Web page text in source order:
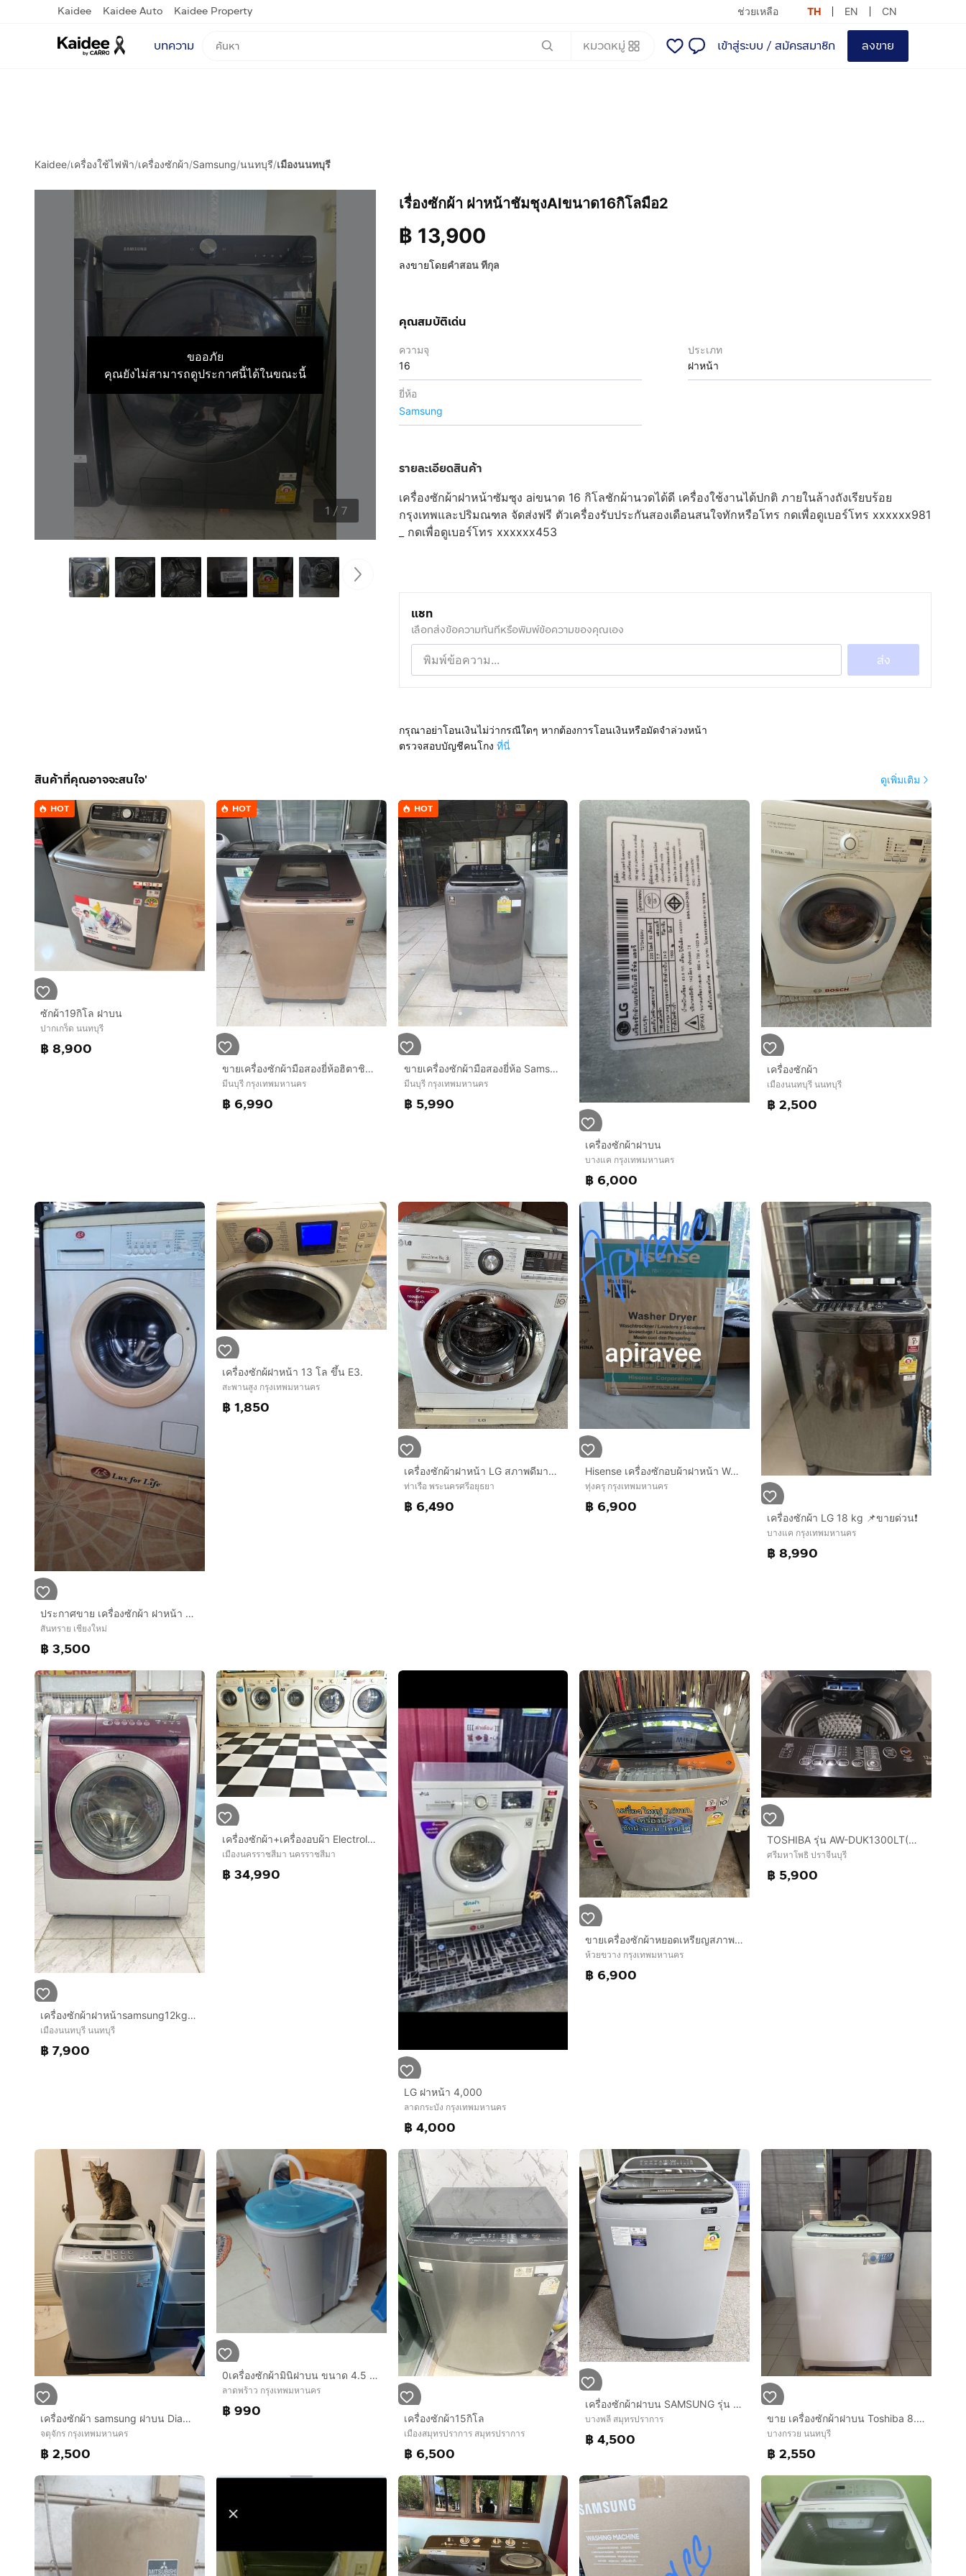
Kaidee Kaidee Auto Kaidee Property ช่วยเหลือ TH EN CN
บทความ หมวดหมู่ เข้าสู่ระบบ / สมัครสมาชิก ลงขาย
Kaidee/เครื่องใช้ไฟฟ้า/เครื่องซักผ้า/Samsung/นนทบุรี/เมืองนนทบุรี
ขออภัย
คุณยังไม่สามารถดูประกาศนี้ได้ในขณะนี้
1 / 7
เรื่องซักผ้า ฝาหน้าชัมชุงAIขนาด16กิโลมือ2
฿ 13,900
ลงขายโดยคำสอน ทีกุล
คุณสมบัติเด่น
ความจุ
16
ประเภท
ฝาหน้า
ยี่ห้อ
Samsung
รายละเอียดสินค้า
เครื่องซักผ้าฝาหน้าซัมซุง aiขนาด 16 กิโลชักผ้านวดได้ดี เครื่องใช้งานได้ปกติ ภายในล้างถังเรียบร้อย
กรุงเทพและปริมณฑล จัดส่งฟรี ตัวเครื่องรับประกันสองเดือนสนใจทักหรือโทร กดเพื่อดูเบอร์โทร xxxxxx981
กดเพื่อดูเบอร์โทร xxxxxx453
แชท
เลือกส่งข้อความทันทีหรือพิมพ์ข้อความของคุณเอง
ส่ง
กรุณาอย่าโอนเงินไม่ว่ากรณีใดๆ หากต้องการโอนเงินหรือมัดจำล่วงหน้า
ตรวจสอบบัญชีคนโกง ที่นี่
สินค้าที่คุณอาจจะสนใจ' ดูเพิ่มเติม
HOT
ซักผ้า19กิโล ฝาบน
ปากเกร็ด นนทบุรี
฿ 8,900
HOT
ขายเครื่องซักผ้ามือสองยี่ห้อฮิตาชิขนาด 24 กิโลสภาพดีพร้อมใช้งานค่ะ6,990
มีนบุรี กรุงเทพมหานคร
฿ 6,990
HOT
ขายเครื่องซักผ้ามือสองยี่ห้อ Samsung ขนาด 15 กิโลอินวอเตอร์สภาพสวยพร้อมใช้งาน 5990 บาท
มีนบุรี กรุงเทพมหานคร
฿ 5,990
เครื่องซักผ้าฝาบน
บางแค กรุงเทพมหานคร
฿ 6,000
เครื่องซักผ้า
เมืองนนทบุรี นนทบุรี
฿ 2,500
ประกาศขาย เครื่องซักผ้า ฝาหน้า ยี่ห้อ ลุก
สันทราย เชียงใหม่
฿ 3,500
เครื่องซักผ้ฝาหน้า 13 โล ขึ้น E3.
สะพานสูง กรุงเทพมหานคร
฿ 1,850
เครื่องซักผ้าฝาหน้า LG สภาพดีมาก การทำงานสมบูรณ์ 100 เปอร์เซ็นต์ ขายเพราะจะซื้อขนาดใหญ่ขึ้น รับเองที่ อ.ท่าเรือ อยุธยาจ้า
ท่าเรือ พระนครศรีอยุธยา
฿ 6,490
Hisense เครื่องซักอบผ้าฝาหน้า Wash & Dry Inverter รุ่น WD105N1E ความจุซัก 10.5 kg./ อบ 7 kg. มือหนึ่งยังไม่แกะ ประกันศูนย์ ราคา 6900 รับได้ที่ ประชาอุทิศ 76 ทุ่งครุค
ทุ่งครุ กรุงเทพมหานคร
฿ 6,900
เครื่องซักผ้า LG 18 kg 📌ขายด่วน❗️
บางแค กรุงเทพมหานคร
฿ 8,990
เครื่องซักผ้าฝาหน้าsamsung12kg dry 7kg มือสองพร้อมใช้งานได้ปกติ
เมืองนนทบุรี นนทบุรี
฿ 7,900
เครื่องซักผ้า+เครื่องอบผ้า Electrolux (เซ้งร้าน)
เมืองนครราชสีมา นครราชสีมา
฿ 34,990
LG ฝาหน้า 4,000
ลาดกระบัง กรุงเทพมหานคร
฿ 4,000
ขายเครื่องซักผ้าหยอดเหรียญสภาพดี LG.ฝาบน 16Kg.พร้อมกล่องหยอดเหรียญ
ห้วยขวาง กรุงเทพมหานคร
฿ 6,900
TOSHIBA รุ่น AW-DUK1300LT(MK) ใหม่
ศรีมหาโพธิ ปราจีนบุรี
฿ 5,900
เครื่องซักผ้า samsung ฝาบน Diamond Drum ซักปั่นหมาดในตัว (WA75H4000SG)
จตุจักร กรุงเทพมหานคร
฿ 2,500
0เครื่องซักผ้ามินิฝาบน ขนาด 4.5 Kg ฟังก์ชั่น 2 In 1 ซักและปั่นแห้งในตัวเดียวกัน ประหยัดน้ำและพลังงาน เครื่องซักผ้าพกพา
ลาดพร้าว กรุงเทพมหานคร
฿ 990 เครื่องซักผ้า15กิโล
เมืองสมุทรปราการ สมุทรปราการ
฿ 6,500
เครื่องซักผ้าฝาบน SAMSUNG รุ่น WA15T5260BY-ST 15 กก. สีเทา
บางพลี สมุทรปราการ
฿ 4,500
ขาย เครื่องซักผ้าฝาบน Toshiba 8.0 kg เจ้าของขายเอง
บางกรวย นนทบุรี
฿ 2,550